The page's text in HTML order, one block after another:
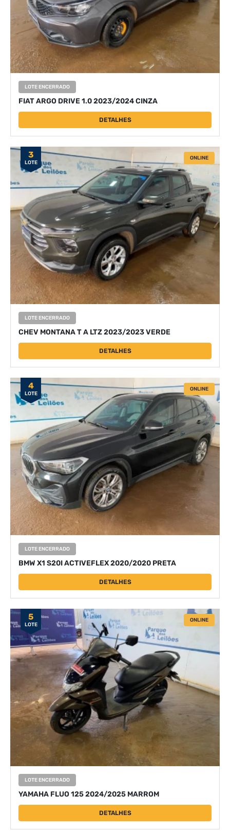
LOTE ENCERRADO
FIAT ARGO DRIVE 1.0 2023/2024 CINZA
DETALHES
3
LOTE
ONLINE
LOTE ENCERRADO
CHEV MONTANA T A LTZ 2023/2023 VERDE
DETALHES
4
LOTE
ONLINE
LOTE ENCERRADO
BMW X1 S20I ACTIVEFLEX 2020/2020 PRETA
DETALHES
5
LOTE
ONLINE
LOTE ENCERRADO
YAMAHA FLUO 125 2024/2025 MARROM
DETALHES